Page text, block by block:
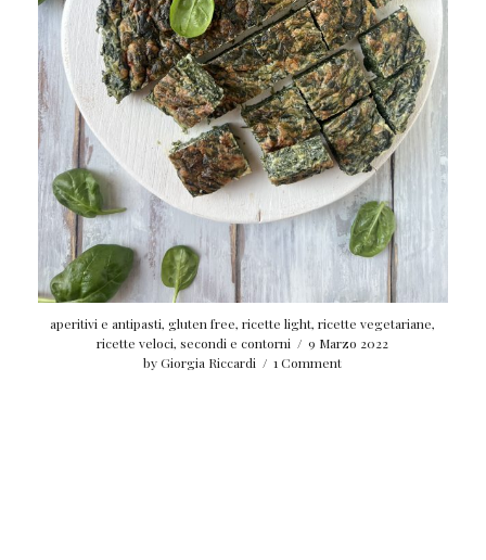
aperitivi e antipasti,gluten free,ricette light,ricette vegetariane,
ricette veloci,secondi e contorni / 9 Marzo 2022
byGiorgia Riccardi / 1 Comment